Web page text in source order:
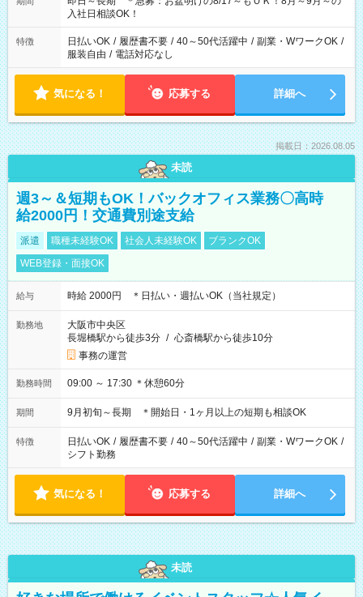
入社日相談OK！
特徴 日払いOK / 履歴書不要 / 40～50代活躍中 / 副業・WワークOK /
服装自由 / 電話対応なし
気になる！ 応募する 詳細へ
掲載日：2026.08.05
未読
週3～＆短期もOK！バックオフィス業務〇高時
給2000円！交通費別途支給
派遣 職種未経験OK 社会人未経験OK
ブランクOK
WEB登録・面接OK
給与 時給 2000円 ＊日払い・週払いOK（当社規定）
勤務地
大阪市中央区
長堀橋駅から徒歩3分 / 心斎橋駅から徒歩10分
事務の運営
勤務時間 09:00 ～ 17:30 ＊休憩60分
期間 9月初旬～長期 ＊開始日・1ヶ月以上の短期も相談OK
特徴 日払いOK / 履歴書不要 / 40～50代活躍中 / 副業・WワークOK /
シフト勤務
気になる！ 応募する 詳細へ
未読